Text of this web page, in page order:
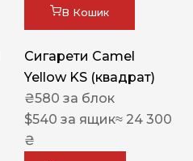
В Кошик
Сигарети Camel
Yellow KS (квадрат)
₴580 за блок
$540 за ящик≈ 24 300
₴